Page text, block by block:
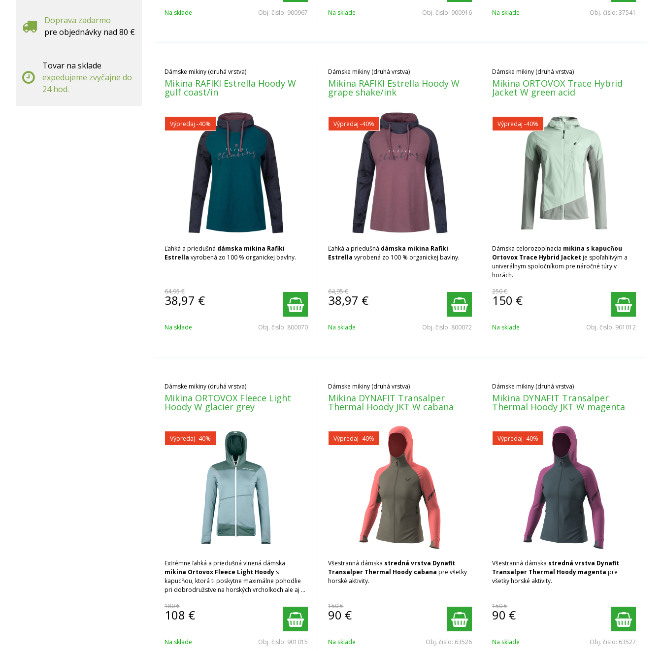
Na sklade Obj. čislo: 900967 Na sklade Obj. čislo: 900916 Na sklade Obj. čislo: 37541
Dámske mikiny (druhá vrstva)
Mikina RAFIKI Estrella Hoody W
gulf coast/in
Výpredaj -40%
Ľahká a priedušná dámska mikina Rafiki
Estrella vyrobená zo 100 % organickej bavlny.
64,95 €
38,97 €
Na sklade Obj. čislo: 800070
Dámske mikiny (druhá vrstva)
Mikina RAFIKI Estrella Hoody W
grape shake/ink
Výpredaj-40%
Ľahká a priedušná dámska mikina Rafiki
Estrella vyrobená zo 100 % organickej bavlny.
64,95 €
38,97 €
Na sklade Obj. čislo: 800072
Dámske mikiny (druhá vrstva)
Mikina ORTOVOX Trace Hybrid
Jacket W green acid
Výpredaj-40%
Dámska celorozopínacia mikina s kapucňou
Ortovox Trace Hybrid Jacket je spoľahlivým a
univerálnym spoločníkom pre náročné túry v
horách.
250 €
150 €
Na sklade Obj. čislo: 901012
Dámske mikiny (druhá vrstva)
Mikina ORTOVOX Fleece Light
Hoody W glacier grey
Výpredaj -40%
Extrémne ľahká a priedušná vlnená dámska
mikina Ortovox Fleece Light Hoodys
kapucňou, ktorá ti poskytne maximálne pohodlie
pri dobrodružstve na horských vrcholkoch ale aj v
180 €
108 €
Na sklade Obj. čislo: 901015
Dámske mikiny (druhá vrstva)
Mikina DYNAFIT Transalper
Thermal Hoody JKT W cabana
Výpredaj-40%
Všestranná dámska stredná vrstva Dynafit
Transalper Thermal Hoody cabanapre všetky
horské aktivity.
150 €
90 €
Na sklade Obj. čislo: 63526
Dámske mikiny (druhá vrstva)
Mikina DYNAFIT Transalper
Thermal Hoody JKT W magenta
Výpredaj-40%
Všestranná dámska stredná vrstva Dynafit
Transalper Thermal Hoody magentapre
všetky horské aktivity.
150 €
90 €
Na sklade Obj. čislo: 63527
Doprava zadarmo
pre objednávky nad 80 €
Tovar na sklade
expedujeme zvyčajne do
24 hod.